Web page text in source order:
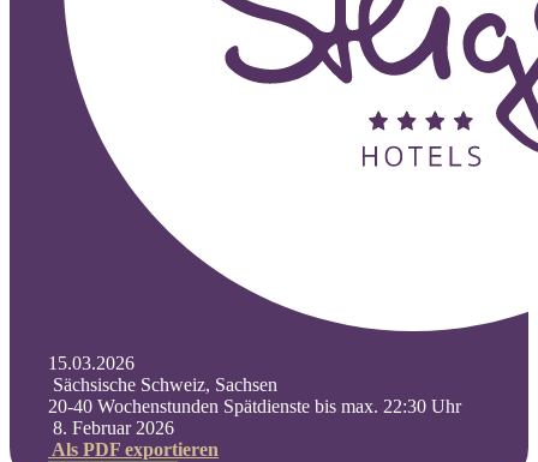
15.03.2026
Sächsische Schweiz, Sachsen
20-40 Wochenstunden Spätdienste bis max. 22:30 Uhr
8. Februar 2026
Als PDF exportieren